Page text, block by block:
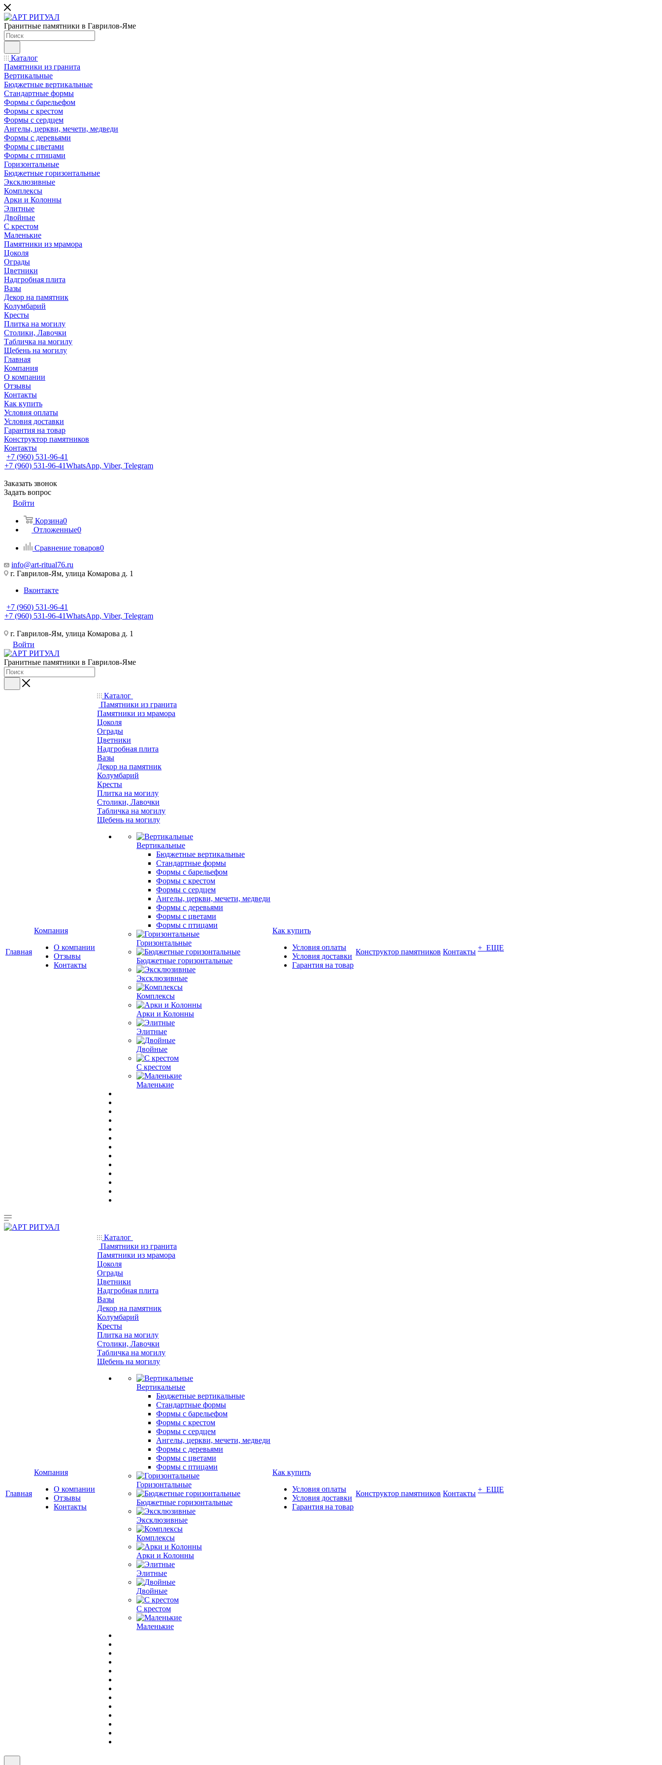
Гранитные памятники в Гаврилов-Яме
Каталог
Памятники из гранита
Вертикальные
Бюджетные вертикальные
Стандартные формы
Формы с барельефом
Формы с крестом
Формы с сердцем
Ангелы, церкви, мечети, медведи
Формы с деревьями
Формы с цветами
Формы с птицами
Горизонтальные
Бюджетные горизонтальные
Эксклюзивные
Комплексы
Арки и Колонны
Элитные
Двойные
С крестом
Маленькие
Памятники из мрамора
Цоколя
Ограды
Цветники
Надгробная плита
Вазы
Декор на памятник
Колумбарий
Кресты
Плитка на могилу
Столики, Лавочки
Табличка на могилу
Щебень на могилу
Главная
Компания
О компании
Отзывы
Контакты
Как купить
Условия оплаты
Условия доставки
Гарантия на товар
Конструктор памятников
Контакты
+7 (960) 531-96-41
+7 (960) 531-96-41WhatsApp, Viber, Telegram
Заказать звонок
Задать вопрос
Войти
Корзина0
Отложенные0
Сравнение товаров0
info@art-ritual76.ru
г. Гаврилов-Ям, улица Комарова д. 1
Вконтакте
+7 (960) 531-96-41
+7 (960) 531-96-41WhatsApp, Viber, Telegram
г. Гаврилов-Ям, улица Комарова д. 1
Войти
Гранитные памятники в Гаврилов-Яме
Главная
Компания
О компании
Отзывы
Контакты
Каталог
Памятники из гранита
Памятники из мрамора
Цоколя
Ограды
Цветники
Надгробная плита
Вазы
Декор на памятник
Колумбарий
Кресты
Плитка на могилу
Столики, Лавочки
Табличка на могилу
Щебень на могилу
Вертикальные
Бюджетные вертикальные
Стандартные формы
Формы с барельефом
Формы с крестом
Формы с сердцем
Ангелы, церкви, мечети, медведи
Формы с деревьями
Формы с цветами
Формы с птицами
Горизонтальные
Бюджетные горизонтальные
Эксклюзивные
Комплексы
Арки и Колонны
Элитные
Двойные
С крестом
Маленькие
Как купить
Условия оплаты
Условия доставки
Гарантия на товар
Конструктор памятников Контакты + ЕЩЕ
Главная
Компания
О компании
Отзывы
Контакты
Каталог
Памятники из гранита
Памятники из мрамора
Цоколя
Ограды
Цветники
Надгробная плита
Вазы
Декор на памятник
Колумбарий
Кресты
Плитка на могилу
Столики, Лавочки
Табличка на могилу
Щебень на могилу
Вертикальные
Бюджетные вертикальные
Стандартные формы
Формы с барельефом
Формы с крестом
Формы с сердцем
Ангелы, церкви, мечети, медведи
Формы с деревьями
Формы с цветами
Формы с птицами
Горизонтальные
Бюджетные горизонтальные
Эксклюзивные
Комплексы
Арки и Колонны
Элитные
Двойные
С крестом
Маленькие
Как купить
Условия оплаты
Условия доставки
Гарантия на товар
Конструктор памятников Контакты + ЕЩЕ